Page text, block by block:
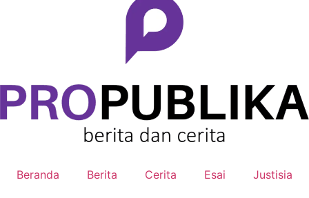
Beranda Berita Cerita Esai Justisia